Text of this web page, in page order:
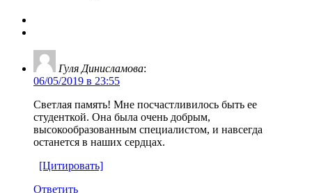
Гуля Динисламова:
06/05/2019 в 23:55
Светлая память! Мне посчастливилось быть ее
студенткой. Она была очень добрым,
высокообразованным специалистом, и навсегда
останется в наших сердцах.
[Цитировать]
Ответить